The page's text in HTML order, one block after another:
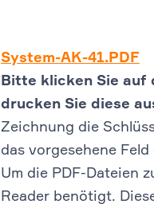
System-AK-41.PDF
Bitte klicken Sie auf
drucken Sie diese
Zeichnung die
das vorgesehene Feld
Um die PDF-Dateien
Reader benötigt.